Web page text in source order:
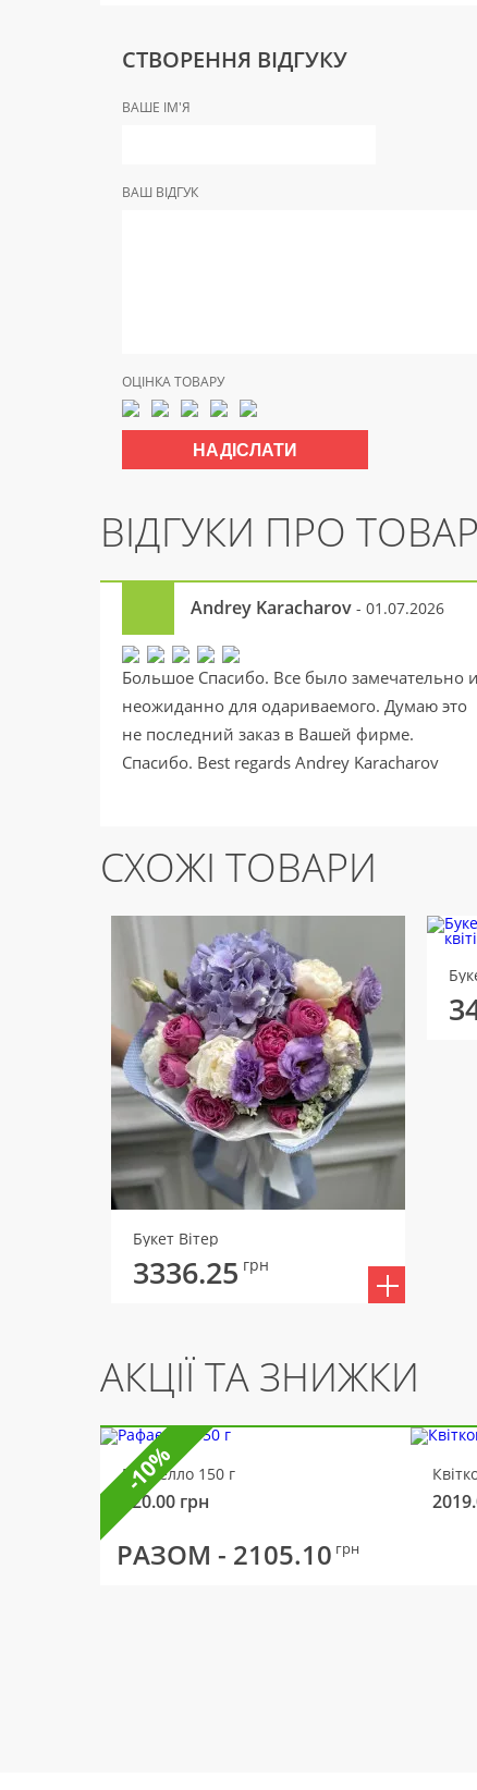
СТВОРЕННЯ ВІДГУКУ
ВАШЕ ІМ'Я
ВАШ ВІДГУК
ОЦІНКА ТОВАРУ
ВІДГУКИ ПРО ТОВАР
Andrey Karacharov - 01.07.2026
Большое Спасибо. Все было замечательно и
неожиданно для одариваемого. Думаю это
не последний заказ в Вашей фирме.
Спасибо. Best regards Andrey Karacharov
СХОЖІ ТОВАРИ
Букет Вітер
3336.25 грн
АКЦІЇ ТА ЗНИЖКИ
Рафаелло 150 г
320.00 грн
РАЗОМ - 2105.10 грн
-10%